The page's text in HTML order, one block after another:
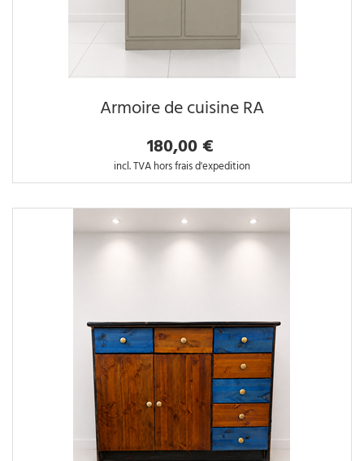
Armoire de cuisine RA
180,00 €
incl. TVA hors frais d'expedition